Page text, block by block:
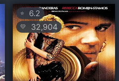
⭐ 6.2
💛 32,904